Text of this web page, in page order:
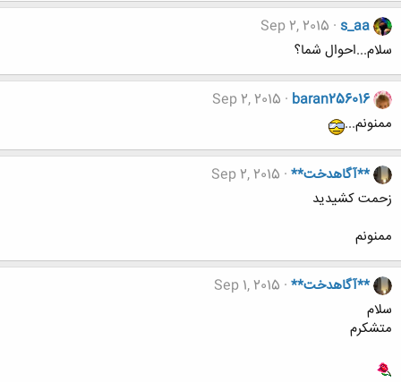
s_aa
Sep 2, 2015
سلام...احوال شما؟
baran256016
Sep 2, 2015
ممنونم...
**آگاهدخت** Sep 2, 2015
زحمت کشیدید
ممنونم
**آگاهدخت** Sep 1, 2015
سلام
متشکرم